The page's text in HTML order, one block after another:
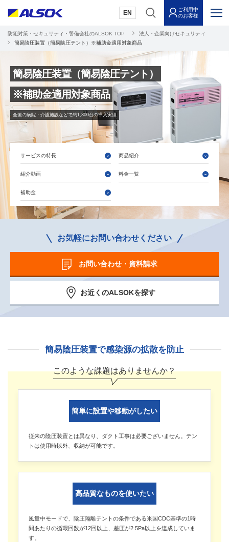
EN
ご利用中
のお客様
防犯対策・セキュリティ・警備会社のALSOK TOP
法人・企業向けセキュリティ
簡易陰圧装置（簡易陰圧テント）※補助金適用対象商品
簡易陰圧装置（簡易陰圧テント）
※補助金適用対象商品
全国の病院・介護施設などで約1,300台の導入実績
サービスの特長 商品紹介
紹介動画 料金一覧
補助金
お気軽にお問い合わせください
お問い合わせ・資料請求
お近くのALSOKを探す
簡易陰圧装置で感染源の拡散を防止
このような課題はありませんか？
簡単に設置や移動がしたい
従来の陰圧装置とは異なり、ダクト工事は必要ございません。テン
トは使用時以外、収納が可能です。
高品質なものを使いたい
風量中モードで、陰圧隔離テントの条件である米国CDC基準の1時
間あたりの循環回数が12回以上、差圧が2.5Pa以上を達成していま
す。